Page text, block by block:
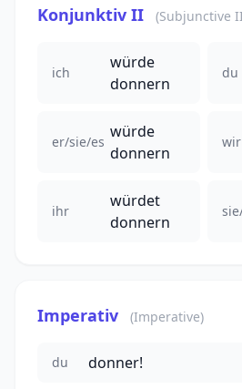
Konjunktiv II (Subjunctive
ich
würde
donnern
du
er/sie/es
würde
donnern
wir
ihr
würdet
donnern
Imperativ (Imperative)
du donner!